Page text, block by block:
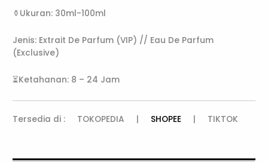
⚱️Ukuran: 30ml-100ml
Jenis: Extrait De Parfum (VIP) // Eau De Parfum
(Exclusive)
⏳Ketahanan: 8 – 24 Jam
Tersedia di : TOKOPEDIA | SHOPEE | TIKTOK